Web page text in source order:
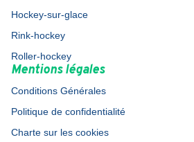
Hockey-sur-glace
Rink-hockey
Roller-hockey
Mentions légales
Conditions Générales
Politique de confidentialité
Charte sur les cookies